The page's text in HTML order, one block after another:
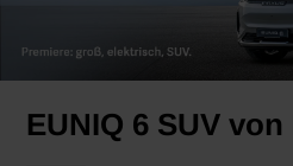
EUNIQ 6 SUV von